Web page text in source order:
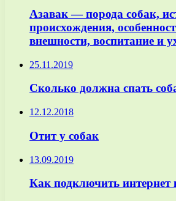
Азавак — порода собак,
происхождения,
внешности, воспитание и
25.11.2019
Сколько должна спать
12.12.2018
Отит у собак
13.09.2019
Как подключить интернет